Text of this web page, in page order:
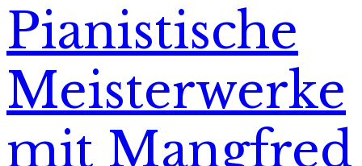
Pianistische
Meisterwerke
mit Mangfred